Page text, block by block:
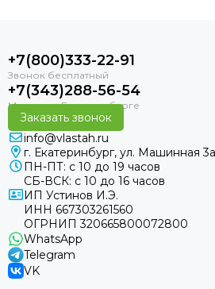
+7(800)333-22-91
+7(343)288-56-54
Заказать звонок
info@vlastah.ru
г. Екатеринбург, ул. Машинная 3а
ПН-ПТ: с 10 до 19 часов
СБ-ВСК: с 10 до 16 часов
ИП Устинов И.Э.
ИНН 667303261560
ОГРНИП 320665800072800
WhatsApp
Telegram
VK